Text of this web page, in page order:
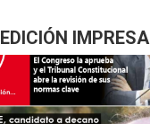
EDICIÓN IMPRESA